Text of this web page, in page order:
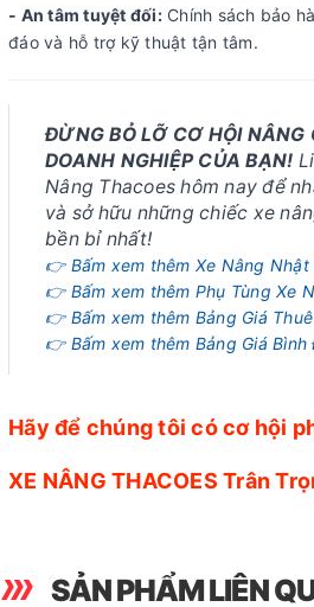
- An tâm tuyệt đối:Chính sách bảo
đáo và hỗ trợ kỹ thuật tận tâm.
ĐỪNG BỎ LỠ CƠ HỘI NÂNG
DOANH NGHIỆP CỦA BẠN!
Nâng Thacoes hôm nay để
và sở hữu những chiếc xe
bền bỉ nhất!
👉 Bấm xem thêm Xe Nâng Nhật
👉 Bấm xem thêm Phụ Tùng Xe
👉 Bấm xem thêm Bảng Giá
👉 Bấm xem thêm Bảng Giá Bình
Hãy để chúng tôi có cơ hội
XE NÂNG THACOES Trân
SẢN PHẨM LIÊN